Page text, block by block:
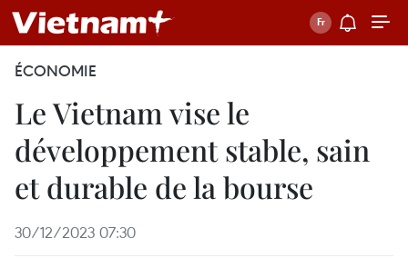
ÉCONOMIE
Le Vietnam vise le
développement stable, sain
et durable de la bourse
30/12/2023 07:30